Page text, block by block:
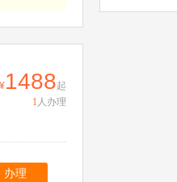
1488起
1 人办理
办理